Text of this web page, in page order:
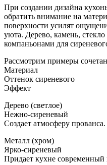
При создании дизайна
обратить внимание на
поверхности усилят
уюта. Дерево, камень,
компаньонами для
Рассмотрим примеры
Материал
Оттенок сиреневого
Эффект
Дерево (светлое)
Нежно-сиреневый
Создает атмосферу прованса.
Металл (хром)
Ярко-сиреневый
Придает кухне современный